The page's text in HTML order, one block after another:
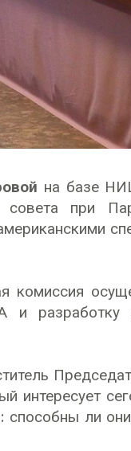
на базе
совета при
и
ли